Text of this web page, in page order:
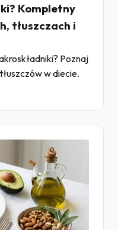
Kompletny
tłuszczach i
Poznaj
w diecie.